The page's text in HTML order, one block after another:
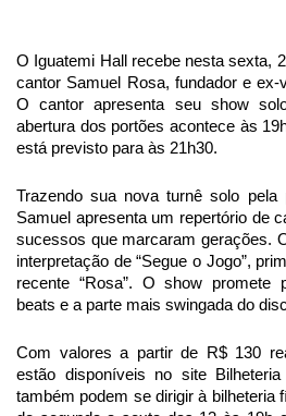
O Iguatemi Hall recebe nesta sexta,
cantor Samuel Rosa, fundador e
O cantor apresenta seu show
abertura dos portões acontece às
está previsto para às 21h30.
Trazendo sua nova turnê solo pela
Samuel apresenta um repertório de
sucessos que marcaram gerações.
interpretação de “Segue o Jogo”,
recente “Rosa”. O show promete
beats e a parte mais swingada do
Com valores a partir de R$ 130
estão disponíveis no site
também podem se dirigir à bilheteria